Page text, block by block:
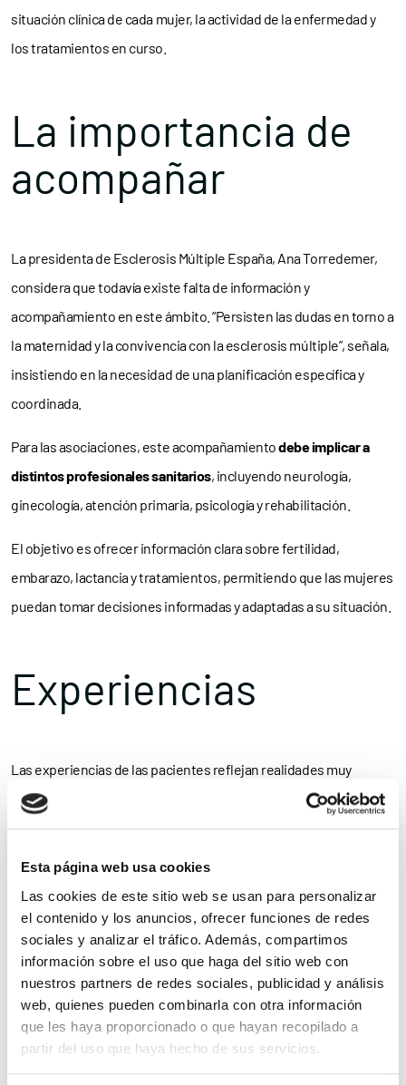
Esta página web usa cookies
Las cookies de este sitio web se usan para personalizar
el contenido y los anuncios, ofrecer funciones de redes
sociales y analizar el tráfico. Además, compartimos
información sobre el uso que haga del sitio web con
nuestros partners de redes sociales, publicidad y análisis
web, quienes pueden combinarla con otra información
que les haya proporcionado o que hayan recopilado a
partir del uso que haya hecho de sus servicios.
situación clínica de cada mujer, la actividad de la enfermedad y
los tratamientos en curso.
La importancia de
acompañar
La presidenta de Esclerosis Múltiple España, Ana Torredemer,
considera que todavía existe falta de información y
acompañamiento en este ámbito. “Persisten las dudas en torno a
la maternidad y la convivencia con la esclerosis múltiple”, señala,
insistiendo en la necesidad de una planificación específica y
coordinada.
Para las asociaciones, este acompañamientodebe implicar a
distintos profesionales sanitarios, incluyendo neurología,
ginecología, atención primaria, psicología y rehabilitación.
El objetivo es ofrecer información clara sobre fertilidad,
embarazo, lactancia y tratamientos, permitiendo que las mujeres
puedan tomar decisiones informadas y adaptadas a su situación.
Experiencias
Las experiencias de las pacientes reflejan realidades muy
diversas. Pilar Gallego, presidenta de la Asociación Esclerosis
Múltiple de Toledo (Ademto) y madre de dos hijas, recuerda que
“A pesar de todo, siempre tuve claro que quería quedarme
embarazada”, explica. Tras abandonar temporalmente el
tratamiento y superar un aborto previo, asegura que pudo vivir la
maternidad y la lactancia “como una de las etapas más felices” de
su vida.